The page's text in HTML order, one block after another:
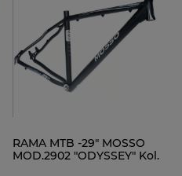
RAMA MTB -29" MOSSO
MOD.2902 "ODYSSEY" Kol.